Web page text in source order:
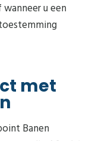
u een
met
Banen